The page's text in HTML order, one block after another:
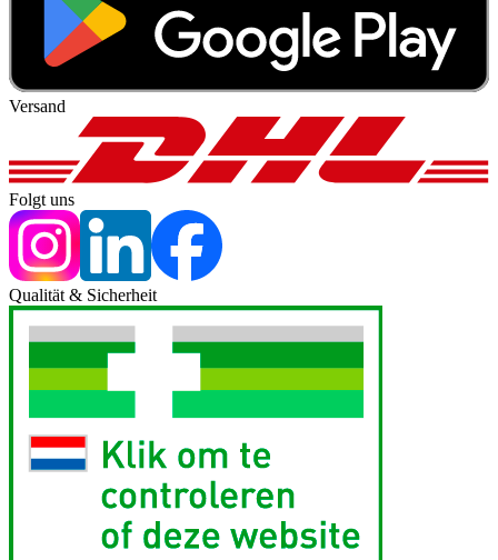
Versand
Folgt uns
Qualität & Sicherheit